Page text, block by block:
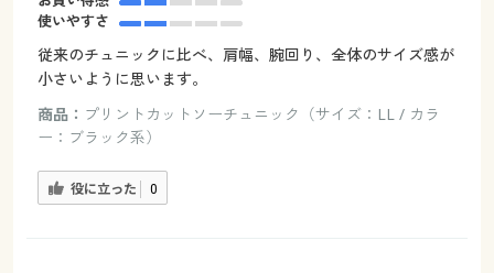
使いやすさ
従来のチュニックに比べ、肩幅、腕回り、全体のサイズ感が
小さいように思います。
商品： プリントカットソーチュニック（サイズ：LL / カラ
ー：ブラック系）
役に立った 0